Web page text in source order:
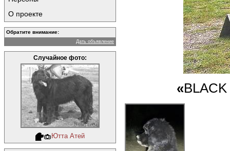
О проекте
Обратите внимание:
Дать объявление
Случайное фото:
Ютта Атей
«